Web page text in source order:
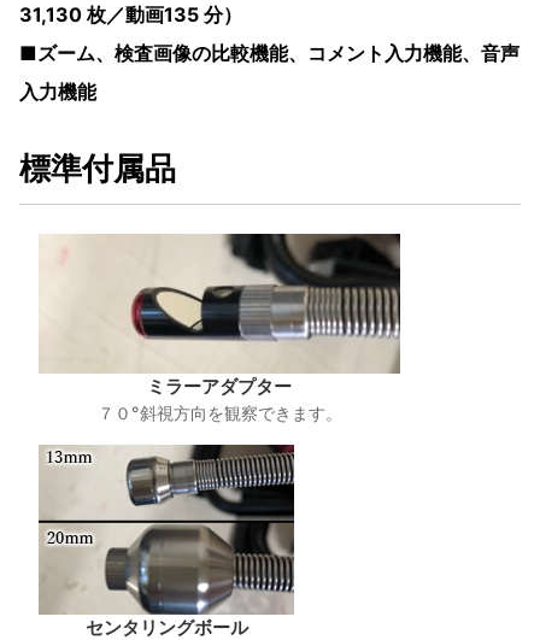
31,130 枚／動画135 分）
■ズーム、検査画像の⽐較機能、コメント⼊⼒機能、⾳声
⼊⼒機能
標準付属品
ミラーアダプター
７０°斜視方向を観察できます。
センタリングボール